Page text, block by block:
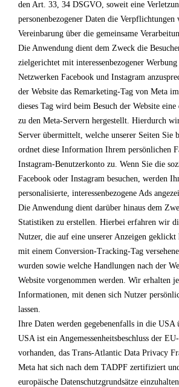
den Art. 33, 34 DSGVO, soweit eine
personenbezogener Daten die Verpflichtungen
Vereinbarung über die gemeinsame
Die Anwendung dient dem Zweck die
zielgerichtet mit interessenbezogener
Netzwerken Facebook und Instagram
der Website das Remarketing-Tag von Meta
dieses Tag wird beim Besuch der Website
zu den Meta-Servern hergestellt. Hierdurch
Server übermittelt, welche unserer Seiten Sie
ordnet diese Information Ihrem persönlichen
Instagram-Benutzerkonto zu. Wenn Sie die
Facebook oder Instagram besuchen, werden
personalisierte, interessenbezogene Ads
Die Anwendung dient darüber hinaus dem
Statistiken zu erstellen. Hierbei erfahren wir
Nutzer, die auf eine unserer Anzeigen geklickt
mit einem Conversion-Tracking-Tag
wurden sowie welche Handlungen nach der
Website vorgenommen werden. Wir erhalten
Informationen, mit denen sich Nutzer
lassen.
Ihre Daten werden gegebenenfalls in die
USA ist ein Angemessenheitsbeschluss der
vorhanden, das Trans-Atlantic Data Privacy
Meta hat sich nach dem TADPF zertifiziert
europäische Datenschutzgrundsätze